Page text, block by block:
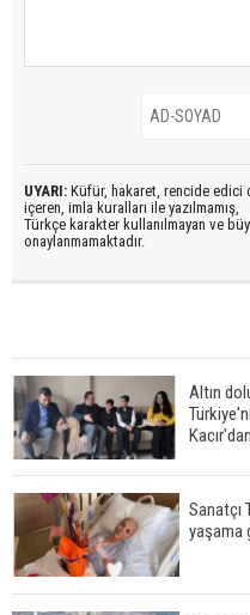
UYARI: Küfür, hakaret, rencide edici
içeren, imla kuralları ile yazılmamış,
Türkçe karakter kullanılmayan ve
onaylanmamaktadır.
Altın
Sanatçı
yaşama